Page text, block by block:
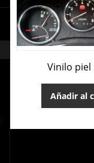
Vinilo piel
Añadir al